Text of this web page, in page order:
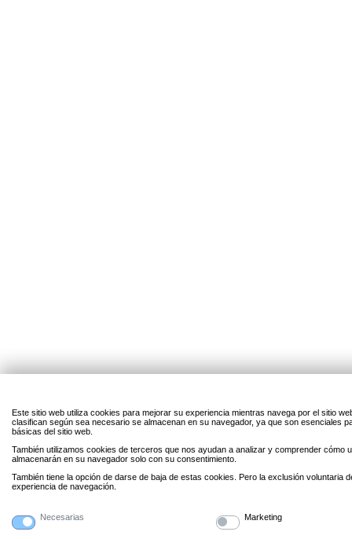
Este sitio web utiliza cookies para mejorar su experiencia mientras navega por el sitio
clasifican según sea necesario se almacenan en su navegador, ya que son esenciales
básicas del sitio web.
También utilizamos cookies de terceros que nos ayudan a analizar y comprender cómo
almacenarán en su navegador solo con su consentimiento.
También tiene la opción de darse de baja de estas cookies. Pero la exclusión voluntaria
experiencia de navegación.
Necesarias Marketing